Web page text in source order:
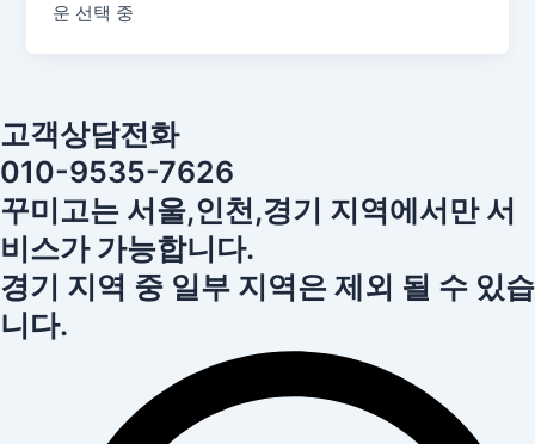
운 선택 중
고객상담전화
010-9535-7626
꾸미고는 서울,인천,경기 지역에서만 서
비스가 가능합니다.
경기 지역 중 일부 지역은 제외 될 수 있습
니다.